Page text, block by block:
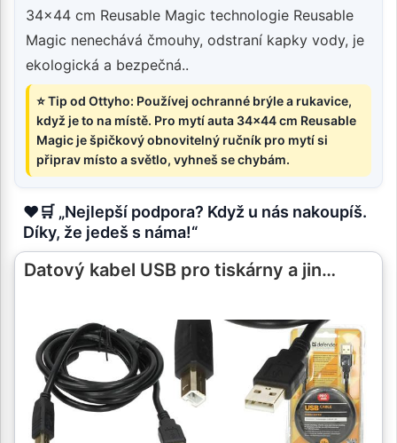
34x44 cm Reusable Magic technologie Reusable
Magic nenechává čmouhy, odstraní kapky vody, je
ekologická a bezpečná..
⭐ Tip od Ottyho: Používej ochranné brýle a rukavice,
když je to na místě. Pro mytí auta 34x44 cm Reusable
Magic je špičkový obnovitelný ručník pro mytí si
připrav místo a světlo, vyhneš se chybám.
❤️🛒 „Nejlepší podpora? Když u nás nakoupíš.
Díky, že jedeš s náma!“
Datový kabel USB pro tiskárny a jin…